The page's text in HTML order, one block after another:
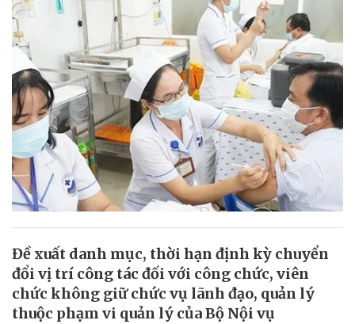
Đề xuất danh mục, thời hạn định kỳ chuyển
đổi vị trí công tác đối với công chức, viên
chức không giữ chức vụ lãnh đạo, quản lý
thuộc phạm vi quản lý của Bộ Nội vụ